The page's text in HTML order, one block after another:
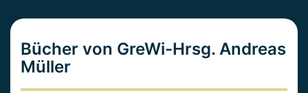
Bücher von GreWi-Hrsg. Andreas
Müller